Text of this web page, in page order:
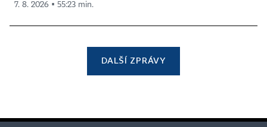
7. 8. 2026 ▪ 55:23 min.
DALŠÍ ZPRÁVY